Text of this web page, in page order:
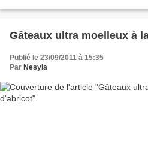
Gâteaux ultra moelleux à
Publié le 23/09/2011 à 15:35
Par Nesyla